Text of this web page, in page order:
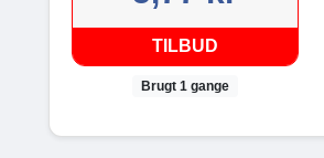
TILBUD
Brugt 1 gange